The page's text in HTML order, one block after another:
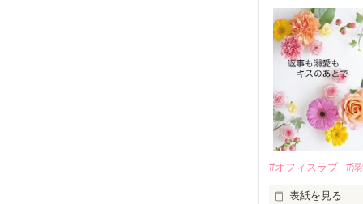
甘やかしてく
そんなある日
遭っているこ
美桜を守るた
夏木美桜(なつ
✕
鳴海哲平 (なる
止まっていた
帰国後、美桜
も関わらず、
人だったのだ
なぜか恭司か
#オフィスラブ #
表紙を見る